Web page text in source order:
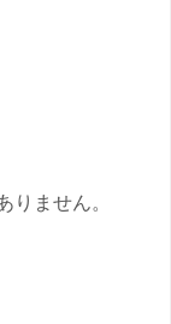
りません。